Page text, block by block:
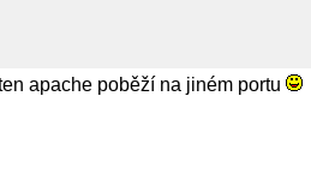
apache poběží na jiném portu